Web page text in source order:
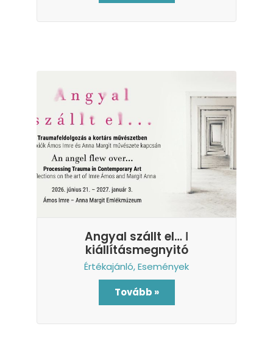
Angyal szállt el… ǀ
kiállításmegnyitó
Értékajánló,Események
Tovább »